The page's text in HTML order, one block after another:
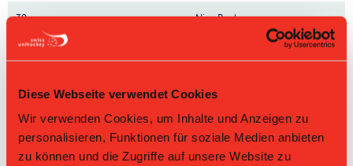
Diese Webseite verwendet Cookies
Wir verwenden Cookies, um Inhalte und Anzeigen zu
personalisieren, Funktionen für soziale Medien anbieten
zu können und die Zugriffe auf unsere Website zu
39 Nina Bachmann
42 Mia Pierina Losa
Nr: Nummer
Tabelle Juniorinnen U17 A Gruppe 1 2025/26 per
07.08.2026